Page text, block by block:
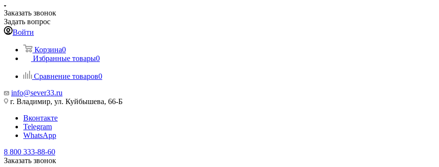
Заказать звонок
Задать вопрос
Войти
Корзина0
Избранные товары0
Сравнение товаров0
info@sever33.ru
г. Владимир, ул. Куйбышева, 66-Б
Вконтакте
Telegram
WhatsApp
8 800 333-88-60
Заказать звонок